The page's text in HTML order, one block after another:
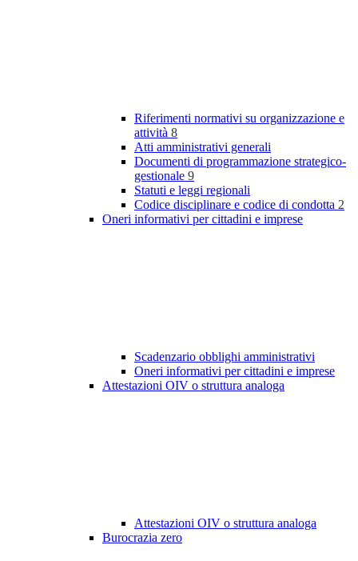
Riferimenti normativi su organizzazione e
attività 8
Atti amministrativi generali
Documenti di programmazione strategico-
gestionale 9
Statuti e leggi regionali
Codice disciplinare e codice di condotta 2
Oneri informativi per cittadini e imprese
Scadenzario obblighi amministrativi
Oneri informativi per cittadini e imprese
Attestazioni OIV o struttura analoga
Attestazioni OIV o struttura analoga
Burocrazia zero